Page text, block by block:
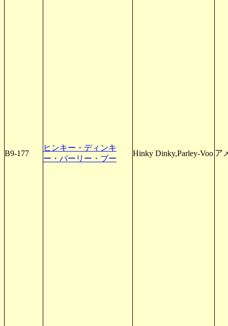
B9-177
ヒンキー・ディンキ
ー・パーリー・ブー
Hinky Dinky,Parley-Voo ア